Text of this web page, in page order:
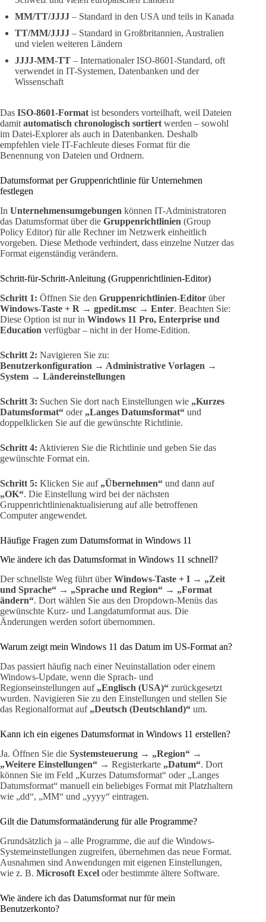
MM/TT/JJJJ – Standard in den USA und teils in Kanada
TT/MM/JJJJ – Standard in Großbritannien, Australien
und vielen weiteren Ländern
JJJJ-MM-TT – Internationaler ISO-8601-Standard, oft
verwendet in IT-Systemen, Datenbanken und der
Wissenschaft
Das ISO-8601-Format ist besonders vorteilhaft, weil Dateien
damit automatisch chronologisch sortiert werden – sowohl
im Datei-Explorer als auch in Datenbanken. Deshalb
empfehlen viele IT-Fachleute dieses Format für die
Benennung von Dateien und Ordnern.
Datumsformat per Gruppenrichtlinie für Unternehmen
festlegen
In Unternehmensumgebungen können IT-Administratoren
das Datumsformat über die Gruppenrichtlinien (Group
Policy Editor) für alle Rechner im Netzwerk einheitlich
vorgeben. Diese Methode verhindert, dass einzelne Nutzer das
Format eigenständig verändern.
Schritt-für-Schritt-Anleitung (Gruppenrichtlinien-Editor)
Schritt 1: Öffnen Sie den Gruppenrichtlinien-Editor über
Windows-Taste + R → gpedit.msc → Enter. Beachten Sie:
Diese Option ist nur in Windows 11 Pro, Enterprise und
Education verfügbar – nicht in der Home-Edition.
Schritt 2: Navigieren Sie zu:
Benutzerkonfiguration → Administrative Vorlagen →
System → Ländereinstellungen
Schritt 3: Suchen Sie dort nach Einstellungen wie „Kurzes
Datumsformat“ oder „Langes Datumsformat“ und
doppelklicken Sie auf die gewünschte Richtlinie.
Schritt 4: Aktivieren Sie die Richtlinie und geben Sie das
gewünschte Format ein.
Schritt 5: Klicken Sie auf „Übernehmen“ und dann auf
„OK“. Die Einstellung wird bei der nächsten
Gruppenrichtlinienaktualisierung auf alle betroffenen
Computer angewendet.
Häufige Fragen zum Datumsformat in Windows 11
Wie ändere ich das Datumsformat in Windows 11 schnell?
Der schnellste Weg führt überWindows-Taste + I → „Zeit
und Sprache“ → „Sprache und Region“ → „Format
ändern“. Dort wählen Sie aus den Dropdown-Menüs das
gewünschte Kurz- und Langdatumformat aus. Die
Änderungen werden sofort übernommen.
Warum zeigt mein Windows 11 das Datum im US-Format an?
Das passiert häufig nach einer Neuinstallation oder einem
Windows-Update, wenn die Sprach- und
Regionseinstellungen auf „Englisch (USA)“ zurückgesetzt
wurden. Navigieren Sie zu den Einstellungen und stellen Sie
das Regionalformat auf „Deutsch (Deutschland)“ um.
Kann ich ein eigenes Datumsformat in Windows 11 erstellen?
Ja. Öffnen Sie die Systemsteuerung → „Region“ →
„Weitere Einstellungen“ → Registerkarte „Datum“. Dort
können Sie im Feld „Kurzes Datumsformat“ oder „Langes
Datumsformat“ manuell ein beliebiges Format mit Platzhaltern
wie „dd“, „MM“ und „yyyy“ eintragen.
Gilt die Datumsformatänderung für alle Programme?
Grundsätzlich ja – alle Programme, die auf die Windows-
Systemeinstellungen zugreifen, übernehmen das neue Format.
Ausnahmen sind Anwendungen mit eigenen Einstellungen,
wie z. B. Microsoft Excel oder bestimmte ältere Software.
Wie ändere ich das Datumsformat nur für mein
Benutzerkonto?